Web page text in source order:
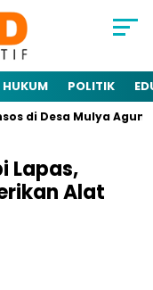
HUKUM POLITIK
di Desa Mulya Agung,
Lapas,
Alat